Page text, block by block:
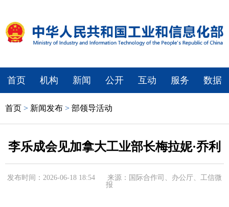
首页 机构 新闻 公开 互动 服务 数据
首页 > 新闻发布 > 部领导活动
李乐成会见加拿大工业部长梅拉妮·乔利
发布时间：2026-06-18 18:54
来源：国际合作司、办公厅、工信微
报